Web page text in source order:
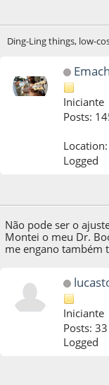
Ding-Ling things, low-
Iniciante
Posts:
Location:
Logged
Não pode ser o
Montei o meu Dr.
me engano também
Iniciante
Posts: 33
Logged